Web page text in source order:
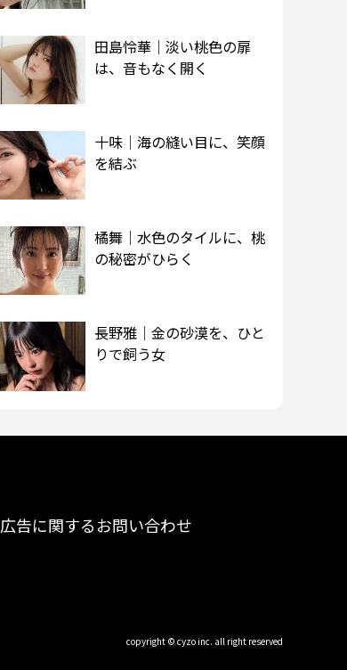
田島怜華｜淡い桃色の扉
は、音もなく開く
十味｜海の縫い目に、笑顔
を結ぶ
橘舞｜水色のタイルに、桃
の秘密がひらく
長野雅｜金の砂漠を、ひと
りで飼う女
広告に関するお問い合わせ
copyright © cyzo inc. all right reserved